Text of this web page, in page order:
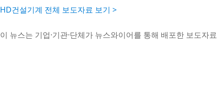
HD건설기계 전체 보도자료 보기 >
이 뉴스는 기업·기관·단체가 뉴스와이어를 통해 배포한 보도자